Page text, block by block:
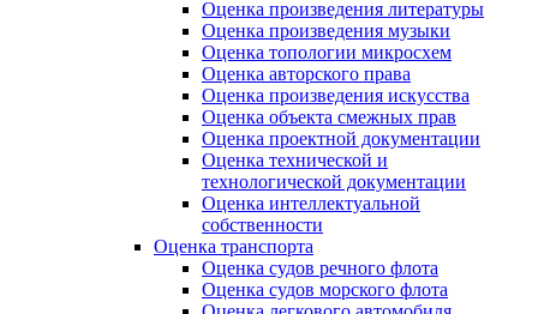
Оценка произведения литературы
Оценка произведения музыки
Оценка топологии микросхем
Оценка авторского права
Оценка произведения искусства
Оценка объекта смежных прав
Оценка проектной документации
Оценка технической и
технологической документации
Оценка интеллектуальной
собственности
Оценка транспорта
Оценка судов речного флота
Оценка судов морского флота